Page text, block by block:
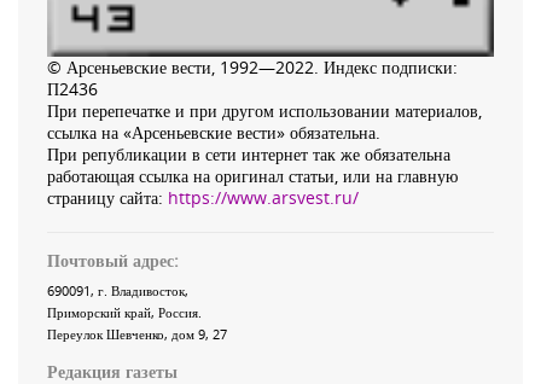
© Арсеньевские вести, 1992—2022. Индекс подписки:
П2436
При перепечатке и при другом использовании материалов,
ссылка на «Арсеньевские вести» обязательна.
При републикации в сети интернет так же обязательна
работающая ссылка на оригинал статьи, или на главную
страницу сайта: https://www.arsvest.ru/
Почтовый адрес:
690091, г. Владивосток,
Приморский край, Россия
Переулок Шевченко, дом 9, 27
Редакция газеты